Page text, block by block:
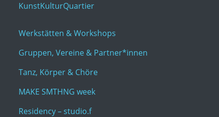
KunstKulturQuartier
Werkstätten & Workshops
Gruppen, Vereine & Partner*innen
Tanz, Körper & Chöre
MAKE SMTHNG week
Residency – studio.f